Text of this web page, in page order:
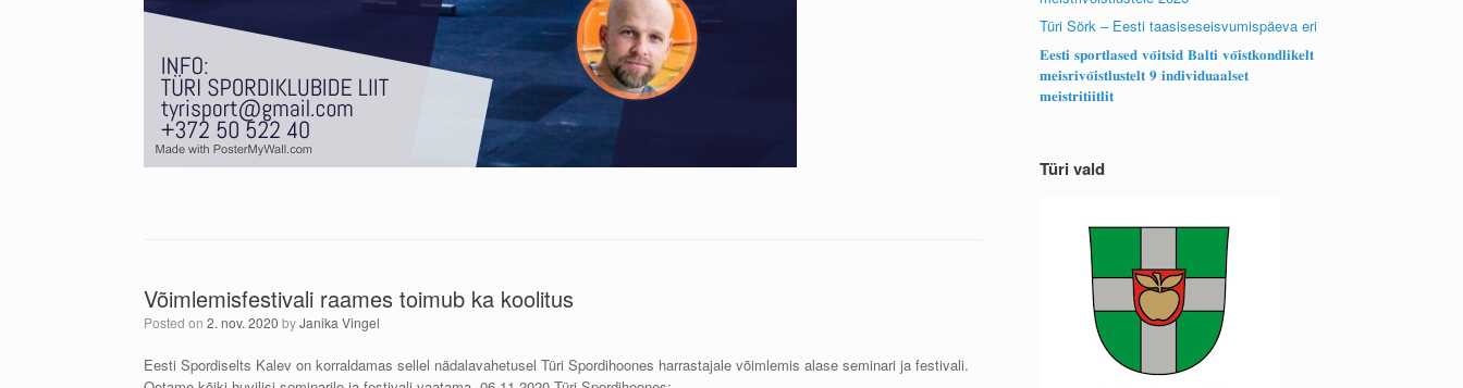
Võimlemisfestivali raames toimub ka koolitus
Posted on 2. nov. 2020 byJanika Vingel
Eesti Spordiselts Kalev on korraldamas sellel nädalavahetusel Türi Spordihoones harrastajale võimlemis alase seminari ja festivali.
Türi Sörk – Eesti taasiseseisvumispäeva eri
𝐄𝐞𝐬𝐭𝐢 𝐬𝐩𝐨𝐫𝐭𝐥𝐚𝐬𝐞𝐝 𝐯𝐨̃𝐢𝐭𝐬𝐢𝐝 𝐁𝐚𝐥𝐭𝐢 𝐯𝐨̃𝐢𝐬𝐭𝐤𝐨𝐧𝐝𝐥𝐢𝐤𝐞𝐥𝐭
𝐦𝐞𝐢𝐬𝐫𝐢𝐯𝐨̃𝐢𝐬𝐭𝐥𝐮𝐬𝐭𝐞𝐥𝐭 𝟗 𝐢𝐧𝐝𝐢𝐯𝐢𝐝𝐮𝐚𝐚𝐥𝐬𝐞𝐭
𝐦𝐞𝐢𝐬𝐭𝐫𝐢𝐭𝐢𝐢𝐭𝐥𝐢𝐭
Türi vald